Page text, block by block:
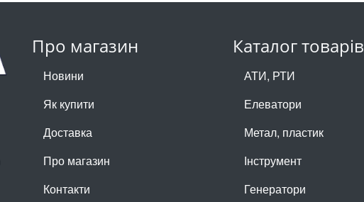
Про магазин
Новини
Як купити
Доставка
Про магазин
Контакти
Каталог товарів
АТИ, РТИ
Елеватори
Метал, пластик
Інструмент
Генератори